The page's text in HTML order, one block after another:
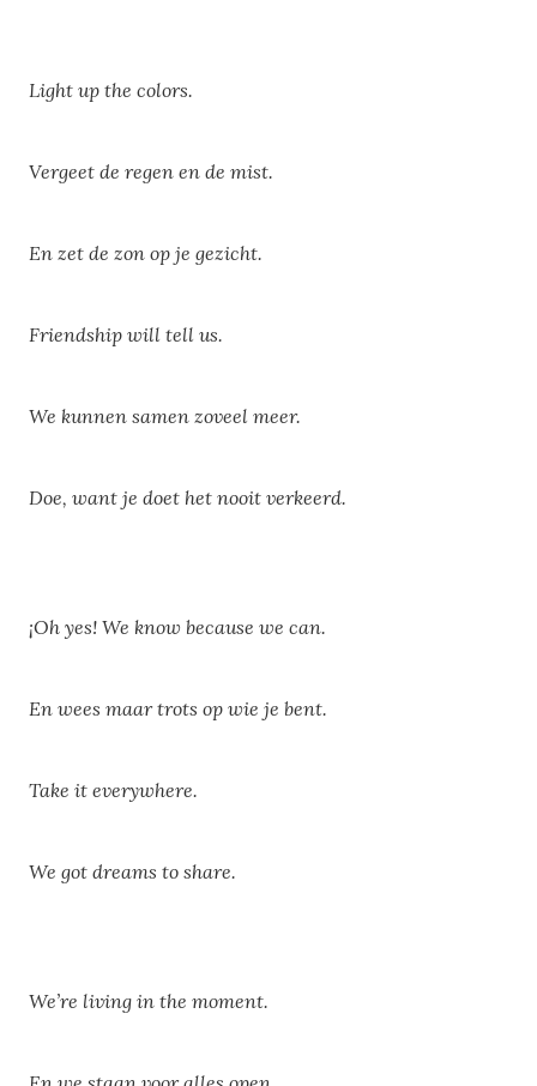
Light up the colors.
Vergeet de regen en de mist.
En zet de zon op je gezicht.
Friendship will tell us.
We kunnen samen zoveel meer.
Doe, want je doet het nooit verkeerd.
¡Oh yes! We know because we can.
En wees maar trots op wie je bent.
Take it everywhere.
We got dreams to share.
We’re living in the moment.